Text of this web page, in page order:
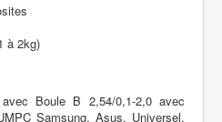
à 2kg)
Boule B 2,54/0,1-2,0 avec
Samsung, Asus, Universel,